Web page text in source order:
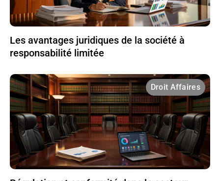
Les avantages juridiques de la société à
responsabilité limitée
Droit Affaires